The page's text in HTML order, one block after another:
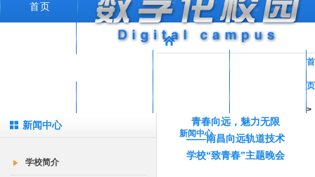
首页
新闻中心
学校简介
首
页
>
新闻中心
青春向远，魅力无限
——南昌向远轨道技术
学校“致青春”主题晚会